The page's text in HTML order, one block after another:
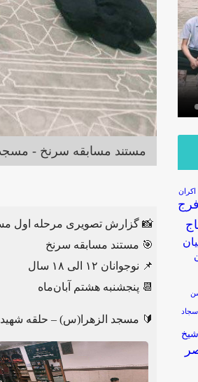
مستند مسابقه سرنخ - مسجد
📸 گزارش تصویری مرحله اول
🎯 مستند مسابقه سرنخ
📌 نوجوانان ۱۲ الی ۱۸ سال
📆 پنجشنبه هشتم آبان‌ماه
🔰 مسجد الزهرا(س) – حلقه شهید
عکس | ولادت حضرت زینب
اکران
شیخ